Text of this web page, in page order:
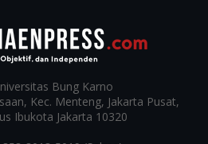
Bung Karno
Kec. Menteng, Jakarta Pusat,
Ibukota Jakarta 10320